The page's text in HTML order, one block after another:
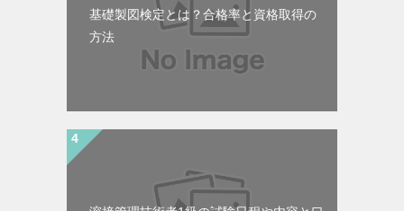
基礎製図検定とは？合格率と資格取得の
方法